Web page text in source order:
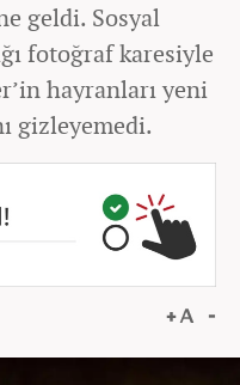
geldi. Sosyal
fotoğraf karesiyle
hayranları yeni
gizleyemedi.